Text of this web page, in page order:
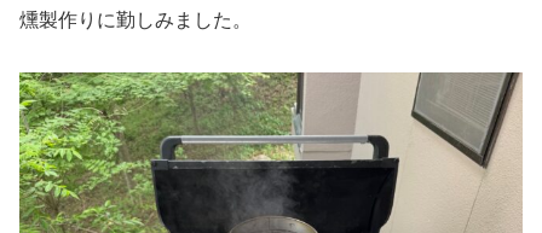
燻製作りに勤しみました。